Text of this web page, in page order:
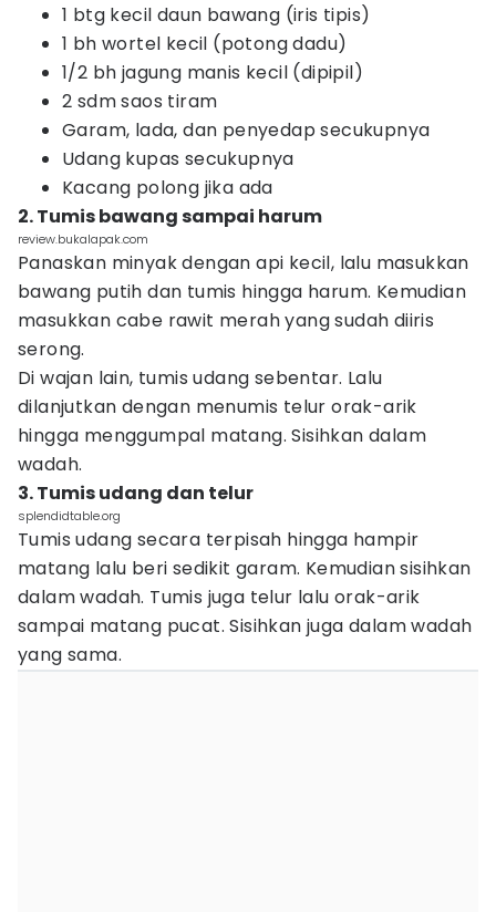
1 btg kecil daun bawang (iris tipis)
1 bh wortel kecil (potong dadu)
1/2 bh jagung manis kecil (dipipil)
2 sdm saos tiram
Garam, lada, dan penyedap secukupnya
Udang kupas secukupnya
Kacang polong jika ada
2. Tumis bawang sampai harum
review.bukalapak.com
Panaskan minyak dengan api kecil, lalu masukkan
bawang putih dan tumis hingga harum. Kemudian
masukkan cabe rawit merah yang sudah diiris
serong.
Di wajan lain, tumis udang sebentar. Lalu
dilanjutkan dengan menumis telur orak-arik
hingga menggumpal matang. Sisihkan dalam
wadah.
3. Tumis udang dan telur
splendidtable.org
Tumis udang secara terpisah hingga hampir
matang lalu beri sedikit garam. Kemudian sisihkan
dalam wadah. Tumis juga telur lalu orak-arik
sampai matang pucat. Sisihkan juga dalam wadah
yang sama.